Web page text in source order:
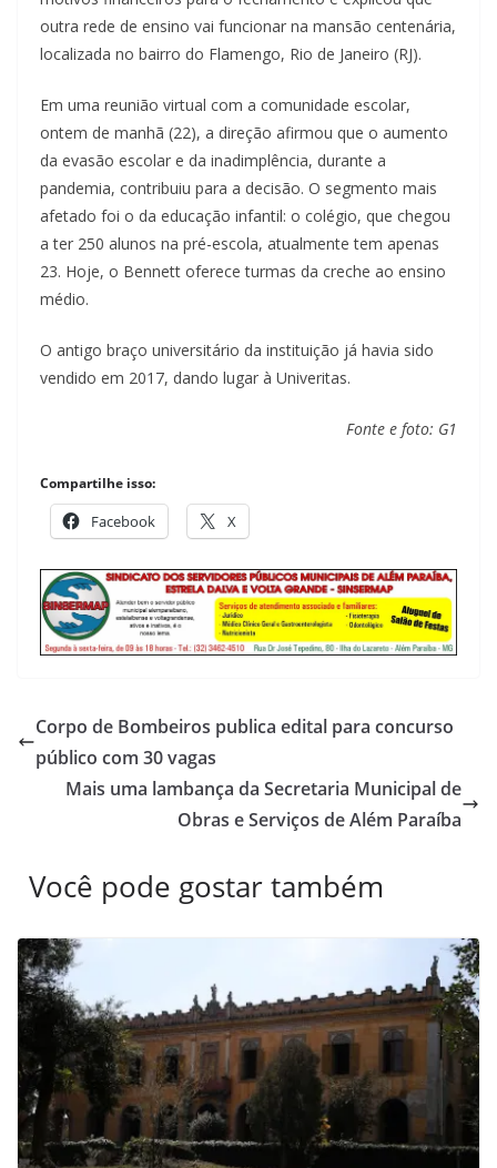
outra rede de ensino vai funcionar na mansão centenária,
localizada no bairro do Flamengo, Rio de Janeiro (RJ).
Em uma reunião virtual com a comunidade escolar,
ontem de manhã (22), a direção afirmou que o aumento
da evasão escolar e da inadimplência, durante a
pandemia, contribuiu para a decisão. O segmento mais
afetado foi o da educação infantil: o colégio, que chegou
a ter 250 alunos na pré-escola, atualmente tem apenas
23. Hoje, o Bennett oferece turmas da creche ao ensino
médio.
O antigo braço universitário da instituição já havia sido
vendido em 2017, dando lugar à Univeritas.
Fonte e foto: G1
Compartilhe isso:
Facebook X
Corpo de Bombeiros publica edital para concurso
público com 30 vagas
Mais uma lambança da Secretaria Municipal de
Obras e Serviços de Além Paraíba
Você pode gostar também